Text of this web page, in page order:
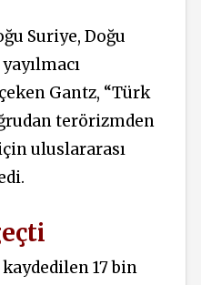
Suriye, Doğu
Gantz, “Türk
terörizmden
uluslararası
17 bin